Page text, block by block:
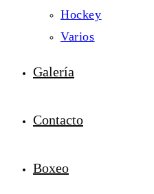
Hockey
Varios
Galería
Contacto
Boxeo